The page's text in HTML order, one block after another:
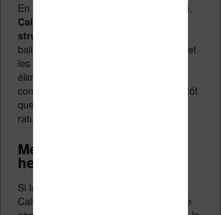
En passant par un format intermédiaire,
Calibre reconstruit entièrement la
structure du fichier
balisage, les mises en forme bancales et
les métadonnées corrompues sont
éliminées au passage. C’est un peu
comme réécrire un texte au propre plutôt
que de tenter de corriger un brouillon
raturé.
Méthode 2 : le traitement
heuristique
Si la double conversion ne suffit pas,
Calibre propose un arsenal d’options de